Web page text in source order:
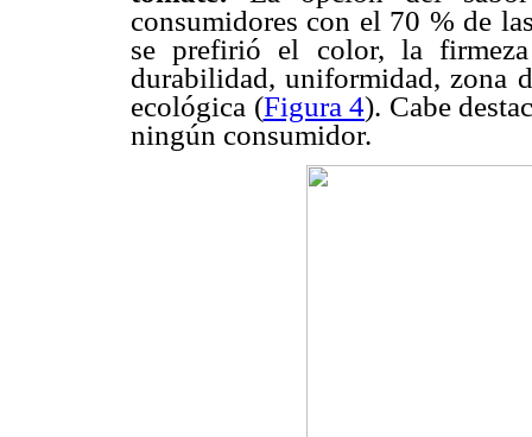
consumidores con el 70 % de
se prefirió el color, la
durabilidad, uniformidad, zona
ecológica (Figura 4). Cabe
ningún consumidor.